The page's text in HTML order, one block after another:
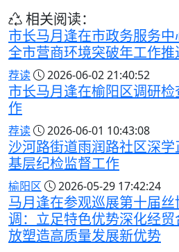
相关阅读：
市长马月逢在市政务服务
全市营商环境突破年工作推
荐读 2026-06-02 21:40:52
市长马月逢在榆阳区调研
作
荐读 2026-06-01 10:43:08
沙河路街道雨润路社区深
基层纪检监督工作
榆阳区 2026-05-29 17:42:24
马月逢在参观巡展第十届
调：立足特色优势深化经
放塑造高质量发展新优势